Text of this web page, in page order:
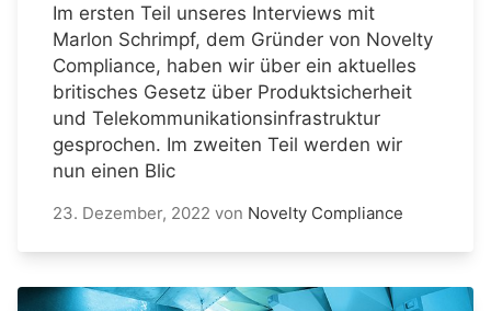
Im ersten Teil unseres Interviews mit
Marlon Schrimpf, dem Gründer von Novelty
Compliance, haben wir über ein aktuelles
britisches Gesetz über Produktsicherheit
und Telekommunikationsinfrastruktur
gesprochen. Im zweiten Teil werden wir
nun einen Blic
23. Dezember, 2022 von Novelty Compliance